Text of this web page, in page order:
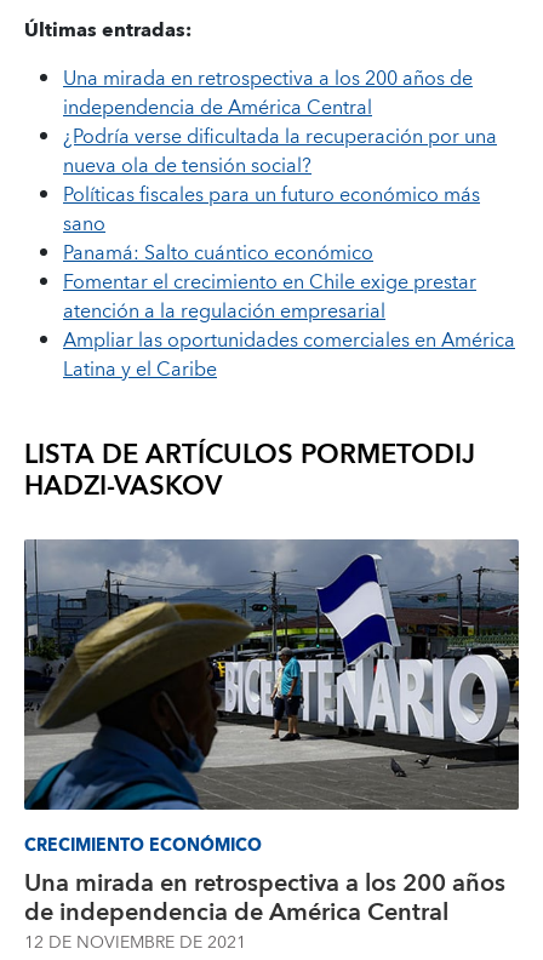
Últimas entradas:
Una mirada en retrospectiva a los 200 años de
independencia de América Central
¿Podría verse dificultada la recuperación por una
nueva ola de tensión social?
Políticas fiscales para un futuro económico más
sano
Panamá: Salto cuántico económico
Fomentar el crecimiento en Chile exige prestar
atención a la regulación empresarial
Ampliar las oportunidades comerciales en América
Latina y el Caribe
LISTA DE ARTÍCULOS PORMETODIJ
HADZI-VASKOV
CRECIMIENTO ECONÓMICO
Una mirada en retrospectiva a los 200 años
de independencia de América Central
12 DE NOVIEMBRE DE 2021